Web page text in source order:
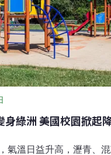
發出一種「菸蒂瀝青」
「菸蒂瀝青」需要先移
是尼古丁、焦油等），
質中，形成小顆粒。這
身綠洲 美國校園掀起
氣溫日益升高，瀝青、